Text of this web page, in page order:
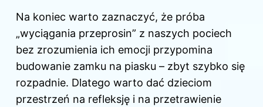
Na koniec warto zaznaczyć, że próba
„wyciągania przeprosin” z naszych pociech
bez zrozumienia ich emocji przypomina
budowanie zamku na piasku – zbyt szybko się
rozpadnie. Dlatego warto dać dzieciom
przestrzeń na refleksję i na przetrawienie